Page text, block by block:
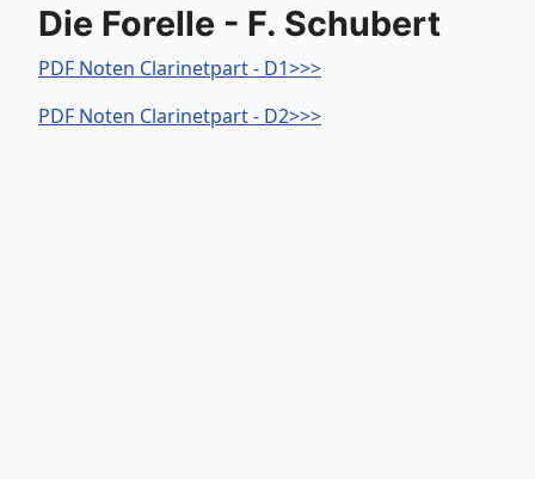
Die Forelle - F. Schubert
PDF Noten Clarinetpart - D1>>>
PDF Noten Clarinetpart - D2>>>